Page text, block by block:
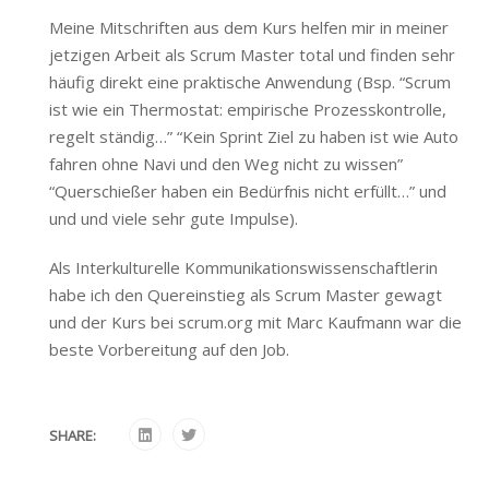
Meine Mitschriften aus dem Kurs helfen mir in meiner
jetzigen Arbeit als Scrum Master total und finden sehr
häufig direkt eine praktische Anwendung (Bsp. “Scrum
ist wie ein Thermostat: empirische Prozesskontrolle,
regelt ständig…” “Kein Sprint Ziel zu haben ist wie Auto
fahren ohne Navi und den Weg nicht zu wissen”
“Querschießer haben ein Bedürfnis nicht erfüllt…” und
und und viele sehr gute Impulse).
Als Interkulturelle Kommunikationswissenschaftlerin
habe ich den Quereinstieg als Scrum Master gewagt
und der Kurs bei scrum.org mit Marc Kaufmann war die
beste Vorbereitung auf den Job.
SHARE: